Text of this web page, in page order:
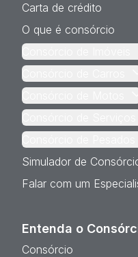
Carta de crédito
O que é consórcio
Simulador de
Falar com um
Entenda o
Consórcio